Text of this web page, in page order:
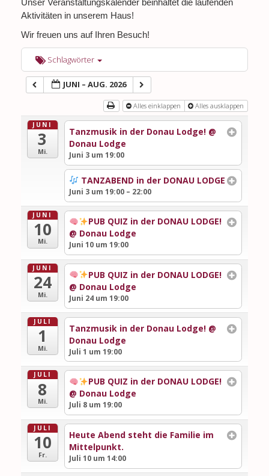
Unser Veranstaltungskalender beinhaltet die laufenden
Aktivitäten in unserem Haus!
Wir freuen uns auf Ihren Besuch!
Schlagwörter
JUNI – AUG. 2026
Alles einklappen Alles ausklappen
JUNI
3
Mi.
Tanzmusik in der Donau Lodge! @
Donau Lodge
Juni 3 um 19:00
TANZABEND in der DONAU LODGE
Juni 3 um 19:00 – 22:00
JUNI
10
Mi.
PUB QUIZ in der DONAU LODGE!
@ Donau Lodge
Juni 10 um 19:00
JUNI
24
Mi.
PUB QUIZ in der DONAU LODGE!
@ Donau Lodge
Juni 24 um 19:00
JULI
1
Mi.
Tanzmusik in der Donau Lodge! @
Donau Lodge
Juli 1 um 19:00
JULI
8
Mi.
PUB QUIZ in der DONAU LODGE!
@ Donau Lodge
Juli 8 um 19:00
JULI
10
Fr.
Heute Abend steht die Familie im
Mittelpunkt.
Juli 10 um 14:00